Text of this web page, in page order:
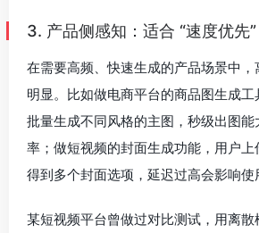
3. 产品侧感知：适合 “速度优先
在需要高频、快速生成的产品场景中
明显。比如做电商平台的商品图生成
批量生成不同风格的主图，秒级出图能
率；做短视频的封面生成功能，用户上
得到多个封面选项，延迟过高会影响使
某短视频平台曾做过对比测试，用离散